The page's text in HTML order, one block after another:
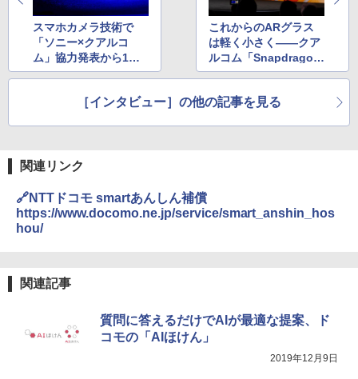
スマホカメラ技術で
「ソニー×クアルコ
ム」協力発表から1
年、キーパーソンに聞
これからのARグラス
は軽く小さく――クア
ルコム「Snapdragon
AR2 Gen1」担当者に
［インタビュー］の他の記事を見る
関連リンク
🔗NTTドコモ smartあんしん補償
https://www.docomo.ne.jp/service/smart_anshin_hos
hou/
関連記事
質問に答えるだけでAIが最適な提案、ド
コモの「AIほけん」
2019年12月9日